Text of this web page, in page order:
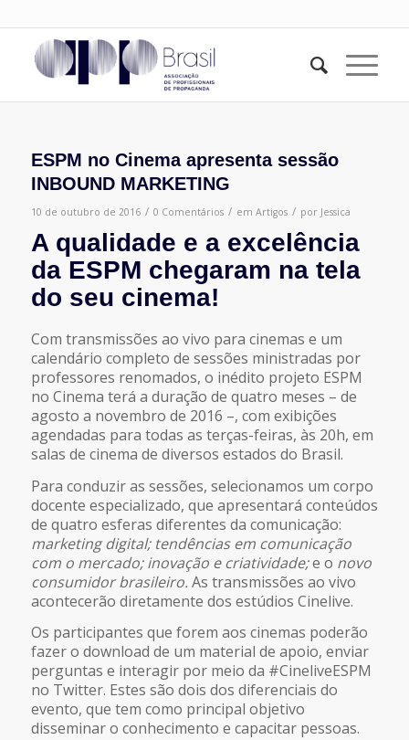
ESPM no Cinema apresenta sessão
INBOUND MARKETING
10 de outubro de 2016 / 0 Comentários / em Artigos / por Jessica
A qualidade e a excelência
da ESPM chegaram na tela
do seu cinema!
Com transmissões ao vivo para cinemas e um
calendário completo de sessões ministradas por
professores renomados, o inédito projeto ESPM
no Cinema terá a duração de quatro meses – de
agosto a novembro de 2016 –, com exibições
agendadas para todas as terças-feiras, às 20h, em
salas de cinema de diversos estados do Brasil.
Para conduzir as sessões, selecionamos um corpo
docente especializado, que apresentará conteúdos
de quatro esferas diferentes da comunicação:
marketing digital; tendências em comunicação
com o mercado; inovação e criatividade;e o novo
consumidor brasileiro. As transmissões ao vivo
acontecerão diretamente dos estúdios Cinelive.
Os participantes que forem aos cinemas poderão
fazer o download de um material de apoio, enviar
perguntas e interagir por meio da #CineliveESPM
no Twitter. Estes são dois dos diferenciais do
evento, que tem como principal objetivo
disseminar o conhecimento e capacitar pessoas.